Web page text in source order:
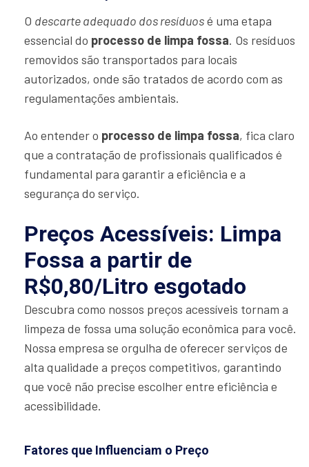
O descarte adequado dos resíduosé uma etapa
essencial do processo de limpa fossa. Os resíduos
removidos são transportados para locais
autorizados, onde são tratados de acordo com as
regulamentações ambientais.
Ao entender o processo de limpa fossa, fica claro
que a contratação de profissionais qualificados é
fundamental para garantir a eficiência e a
segurança do serviço.
Preços Acessíveis: Limpa
Fossa a partir de
R$0,80/Litro esgotado
Descubra como nossos preços acessíveis tornam a
limpeza de fossa uma solução econômica para você.
Nossa empresa se orgulha de oferecer serviços de
alta qualidade a preços competitivos, garantindo
que você não precise escolher entre eficiência e
acessibilidade.
Fatores que Influenciam o Preço